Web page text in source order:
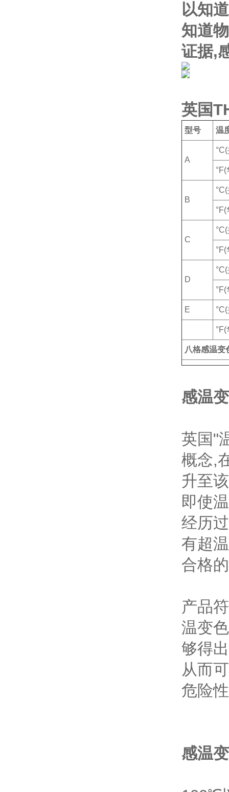
以知
知道
证据,
英国
型号 温
A
B
C
D
E
八格感温变
感温
英国"
概念,
升至
即使
经历
有超
合格
产品
温变
够得
从而
危险
感温